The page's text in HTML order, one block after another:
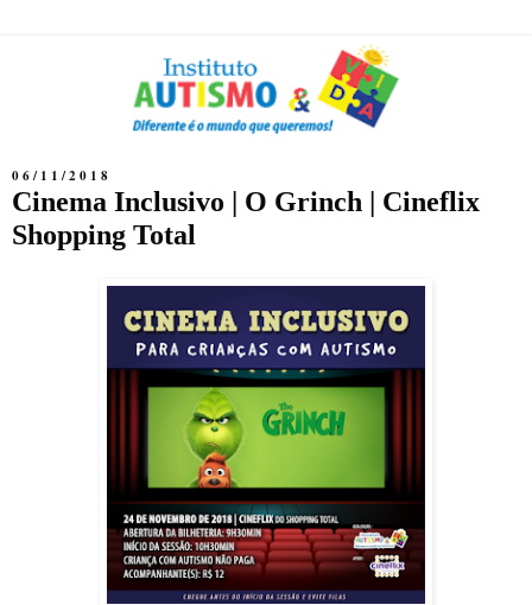
06/11/2018
Cinema Inclusivo | O Grinch | Cineflix
Shopping Total